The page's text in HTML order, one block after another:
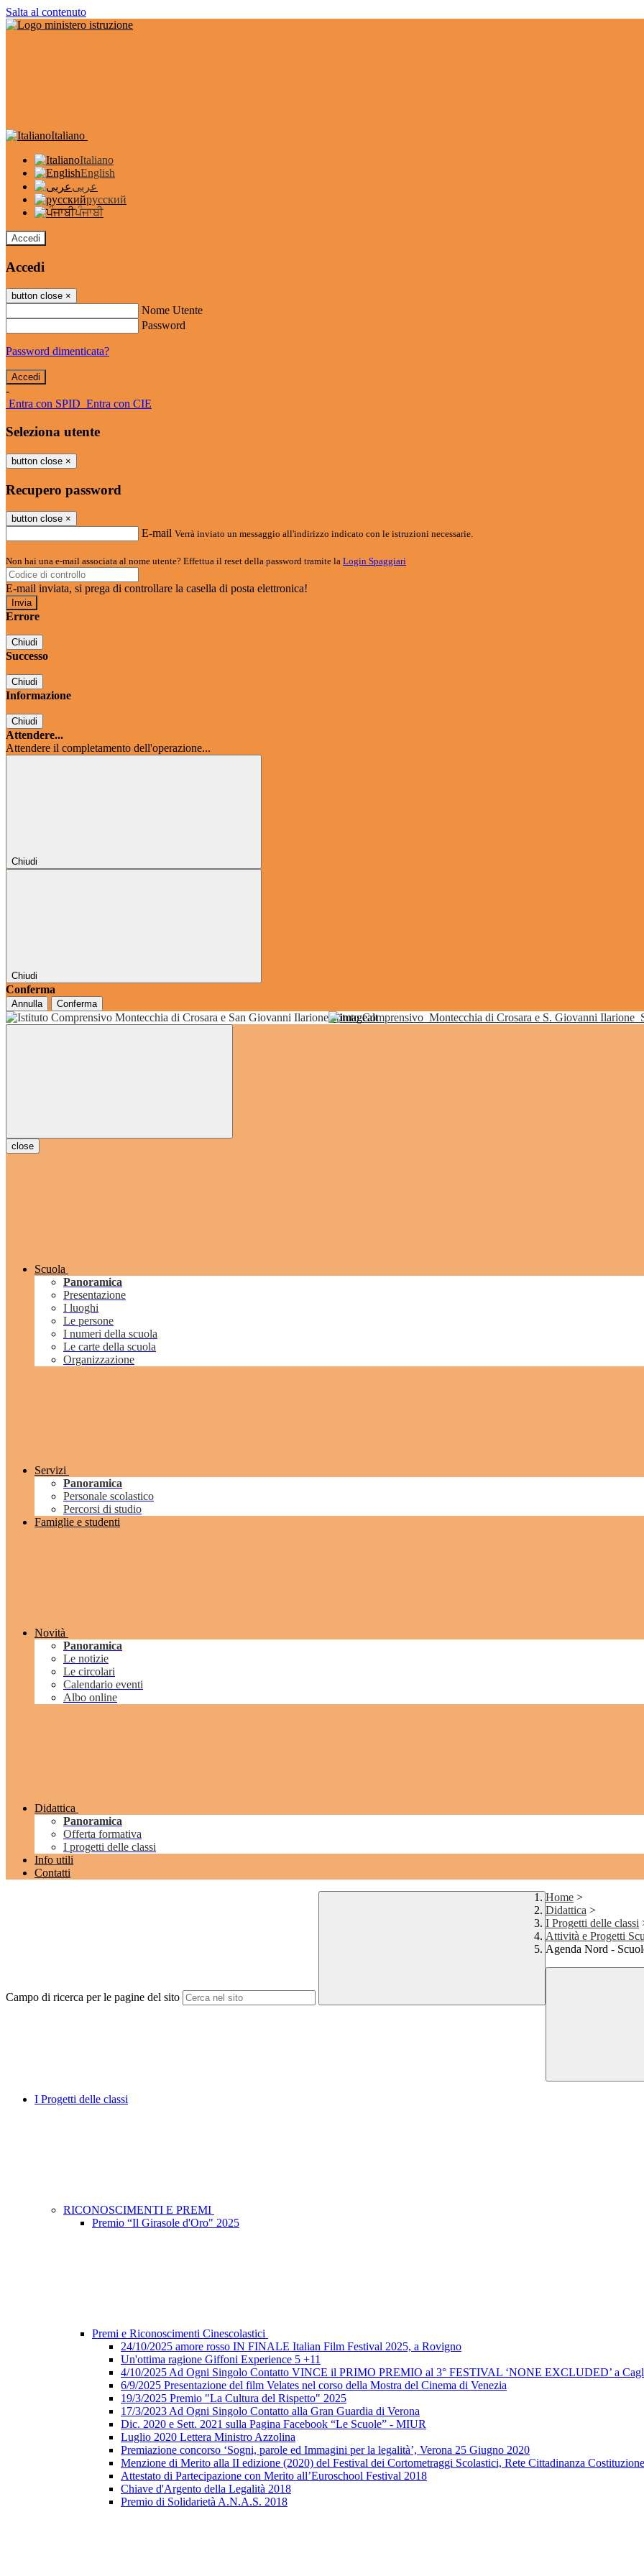
Salta al contenuto
Italiano
Italiano
English
عربى
русский
ਪੰਜਾਬੀ
Accedi
Accedi
button close ×
Nome Utente
Password
Password dimenticata?
-
Entra con SPID Entra con CIE
Seleziona utente
button close ×
Recupero password
button close ×
E-mail Verrà inviato un messaggio all'indirizzo indicato con le istruzioni necessarie.
Non hai una e-mail associata al nome utente? Effettua il reset della password tramite la Login Spaggiari
E-mail inviata, si prega di controllare la casella di posta elettronica!
Errore
Chiudi
Successo
Chiudi
Informazione
Chiudi
Attendere...
Attendere il completamento dell'operazione...
Chiudi
Chiudi
Conferma
Annulla Conferma
Istituto Comprensivo Montecchia di Crosara e S. Giovanni Ilarione
grado
close
Scuola
Panoramica
Presentazione
I luoghi
Le persone
I numeri della scuola
Le carte della scuola
Organizzazione
Servizi
Panoramica
Personale scolastico
Percorsi di studio
Famiglie e studenti
Novità
Panoramica
Le notizie
Le circolari
Calendario eventi
Albo online
Didattica
Panoramica
Offerta formativa
I progetti delle classi
Info utili
Contatti
Campo di ricerca per le pagine del sito
Home >
Didattica >
I Progetti delle classi
Attività e Progetti
Agenda Nord -
I Progetti delle classi
RICONOSCIMENTI E PREMI
Premio “Il Girasole d'Oro" 2025
Premi e Riconoscimenti Cinescolastici
24/10/2025 amore rosso IN FINALE Italian Film Festival 2025, a Rovigno
Un'ottima ragione Giffoni Experience 5 +11
4/10/2025 Ad Ogni Singolo Contatto VINCE il PRIMO PREMIO al 3° FESTIVAL ‘NONE EXCLUDED’ a
6/9/2025 Presentazione del film Velates nel corso della Mostra del Cinema di Venezia
19/3/2025 Premio "La Cultura del Rispetto" 2025
17/3/2023 Ad Ogni Singolo Contatto alla Gran Guardia di Verona
Dic. 2020 e Sett. 2021 sulla Pagina Facebook “Le Scuole” - MIUR
Luglio 2020 Lettera Ministro Azzolina
Premiazione concorso ‘Sogni, parole ed Immagini per la legalità’, Verona 25 Giugno 2020
Menzione di Merito alla II edizione (2020) del Festival dei Cortometraggi Scolastici, Rete Cittadinanza
Attestato di Partecipazione con Merito all’Euroschool Festival 2018
Chiave d'Argento della Legalità 2018
Premio di Solidarietà A.N.A.S. 2018